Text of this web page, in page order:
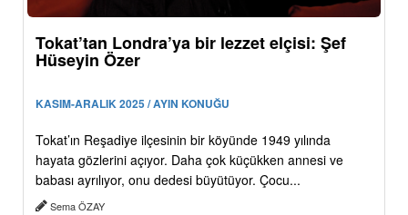
Tokat’tan Londra’ya bir lezzet elçisi: Şef
Hüseyin Özer
KASIM-ARALIK 2025 / AYIN KONUĞU
Tokat’ın Reşadiye ilçesinin bir köyünde 1949 yılında
hayata gözlerini açıyor. Daha çok küçükken annesi ve
babası ayrılıyor, onu dedesi büyütüyor. Çocu...
Sema ÖZAY